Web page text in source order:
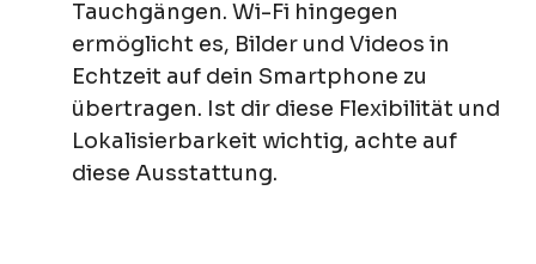
Tauchgängen. Wi-Fi hingegen
ermöglicht es, Bilder und Videos in
Echtzeit auf dein Smartphone zu
übertragen. Ist dir diese Flexibilität und
Lokalisierbarkeit wichtig, achte auf
diese Ausstattung.